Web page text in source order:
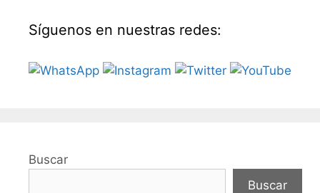
Síguenos en nuestras redes:
Buscar
Buscar